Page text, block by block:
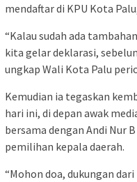
mendaftar di KPU Kota
“Kalau sudah ada
kita gelar deklarasi,
ungkap Wali Kota Palu
Kemudian ia tegaskan
hari ini, di depan awak
bersama dengan Andi Nur
pemilihan kepala daerah.
“Mohon doa, dukungan